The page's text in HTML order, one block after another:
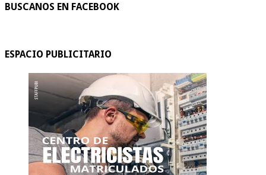
BUSCANOS EN FACEBOOK
ESPACIO PUBLICITARIO